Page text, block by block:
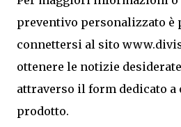
preventivo personalizzato è
connettersi al sito
ottenere le notizie
attraverso il form dedicato
prodotto.